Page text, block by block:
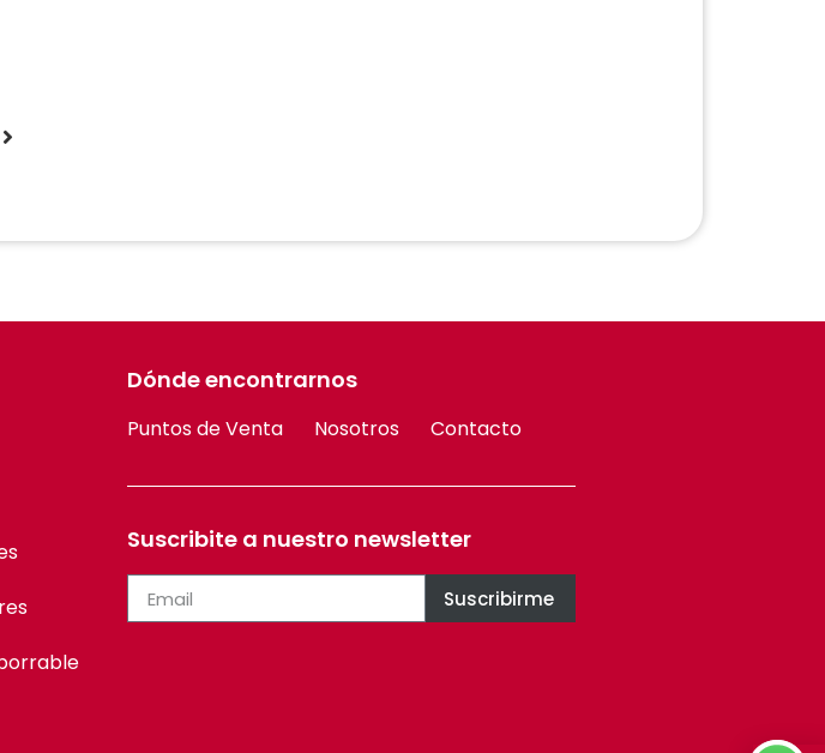
Dónde encontrarnos
Puntos de Venta Nosotros Contacto
Suscribite a nuestro newsletter
Suscribirme